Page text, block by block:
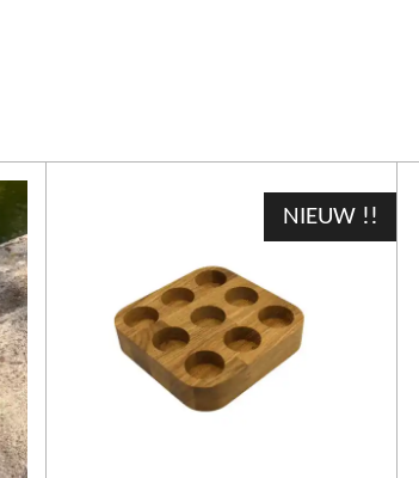
NIEUW !!